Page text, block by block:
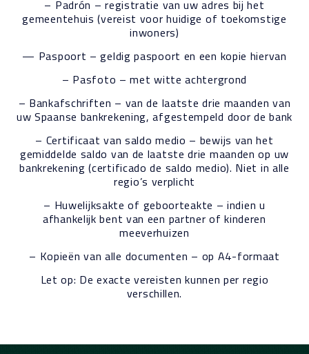
– Padrón – registratie van uw adres bij het
gemeentehuis (vereist voor huidige of toekomstige
inwoners)
— Paspoort – geldig paspoort en een kopie hiervan
– Pasfoto – met witte achtergrond
– Bankafschriften – van de laatste drie maanden van
uw Spaanse bankrekening, afgestempeld door de bank
– Certificaat van saldo medio – bewijs van het
gemiddelde saldo van de laatste drie maanden op uw
bankrekening (certificado de saldo medio). Niet in alle
regio’s verplicht
– Huwelijksakte of geboorteakte – indien u
afhankelijk bent van een partner of kinderen
meeverhuizen
– Kopieën van alle documenten – op A4-formaat
Let op: De exacte vereisten kunnen per regio
verschillen.